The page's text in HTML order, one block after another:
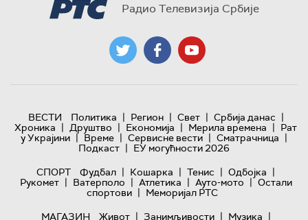
Радио Телевизија Србије
ВЕСТИ Политика | Регион | Свет | Србија данас |
Хроника | Друштво | Економија | Мерила времена | Рат
у Украјини | Време | Сервисне вести | Сматрачница |
Подкаст | ЕУ могућности 2026
СПОРТ
Фудбал | Кошарка | Тенис | Одбојка |
Рукомет | Ватерполо | Атлетика | Ауто-мото | Остали
спортови | Меморијал РТС
МАГАЗИН
Живот | Занимљивости | Музика |